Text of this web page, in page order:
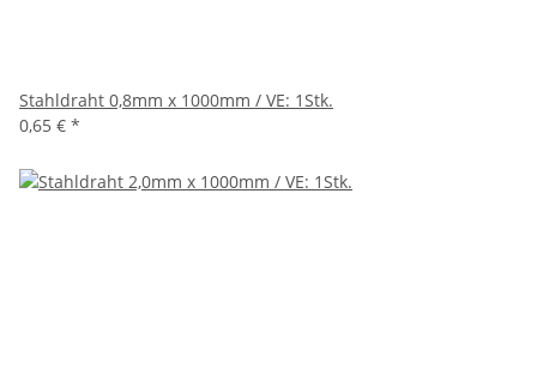
Stahldraht 0,8mm x 1000mm / VE: 1Stk.
0,65 € *